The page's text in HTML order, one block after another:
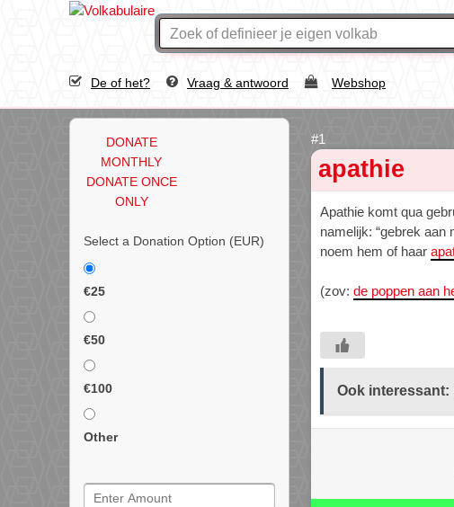
De of het? Vraag & antwoord Webshop
DONATE
MONTHLY
DONATE ONCE
ONLY
Select a Donation Option (EUR)
€25
€50
€100
Other
apathie
Apathie komt qua
namelijk: “gebrek aan
noem hem of haar
(zov: de poppen aan
Ook interessant: